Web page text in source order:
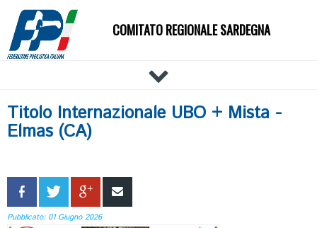
COMITATO REGIONALE SARDEGNA
HOME
IL COMITATO
Titolo Internazionale UBO + Mista -
Elmas (CA)
Pubblicato: 01 Giugno 2026